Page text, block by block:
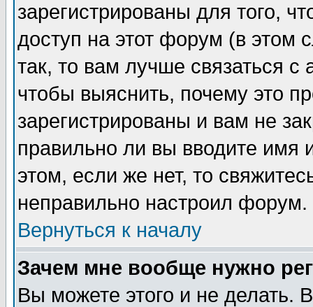
зарегистрированы для того,
доступ на этот форум (в этом
так, то вам лучше связаться
чтобы выяснить, почему это
зарегистрированы и вам не
правильно ли вы вводите
этом, если же нет, то
неправильно настроил форум.
Вернуться к началу
Зачем мне вообще нужно
Вы можете этого и не делать.